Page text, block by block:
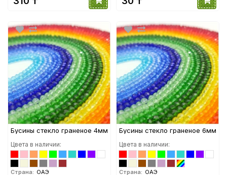
Бусины стекло граненое 4мм
Цвета в наличии:
Страна: ОАЭ
Бусины стекло граненое 6мм
Цвета в наличии:
Страна: ОАЭ